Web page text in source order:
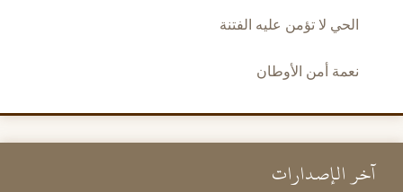
الحي لا تؤمن عليه الفتنة
نعمة أمن الأوطان
آخر الإصدارات